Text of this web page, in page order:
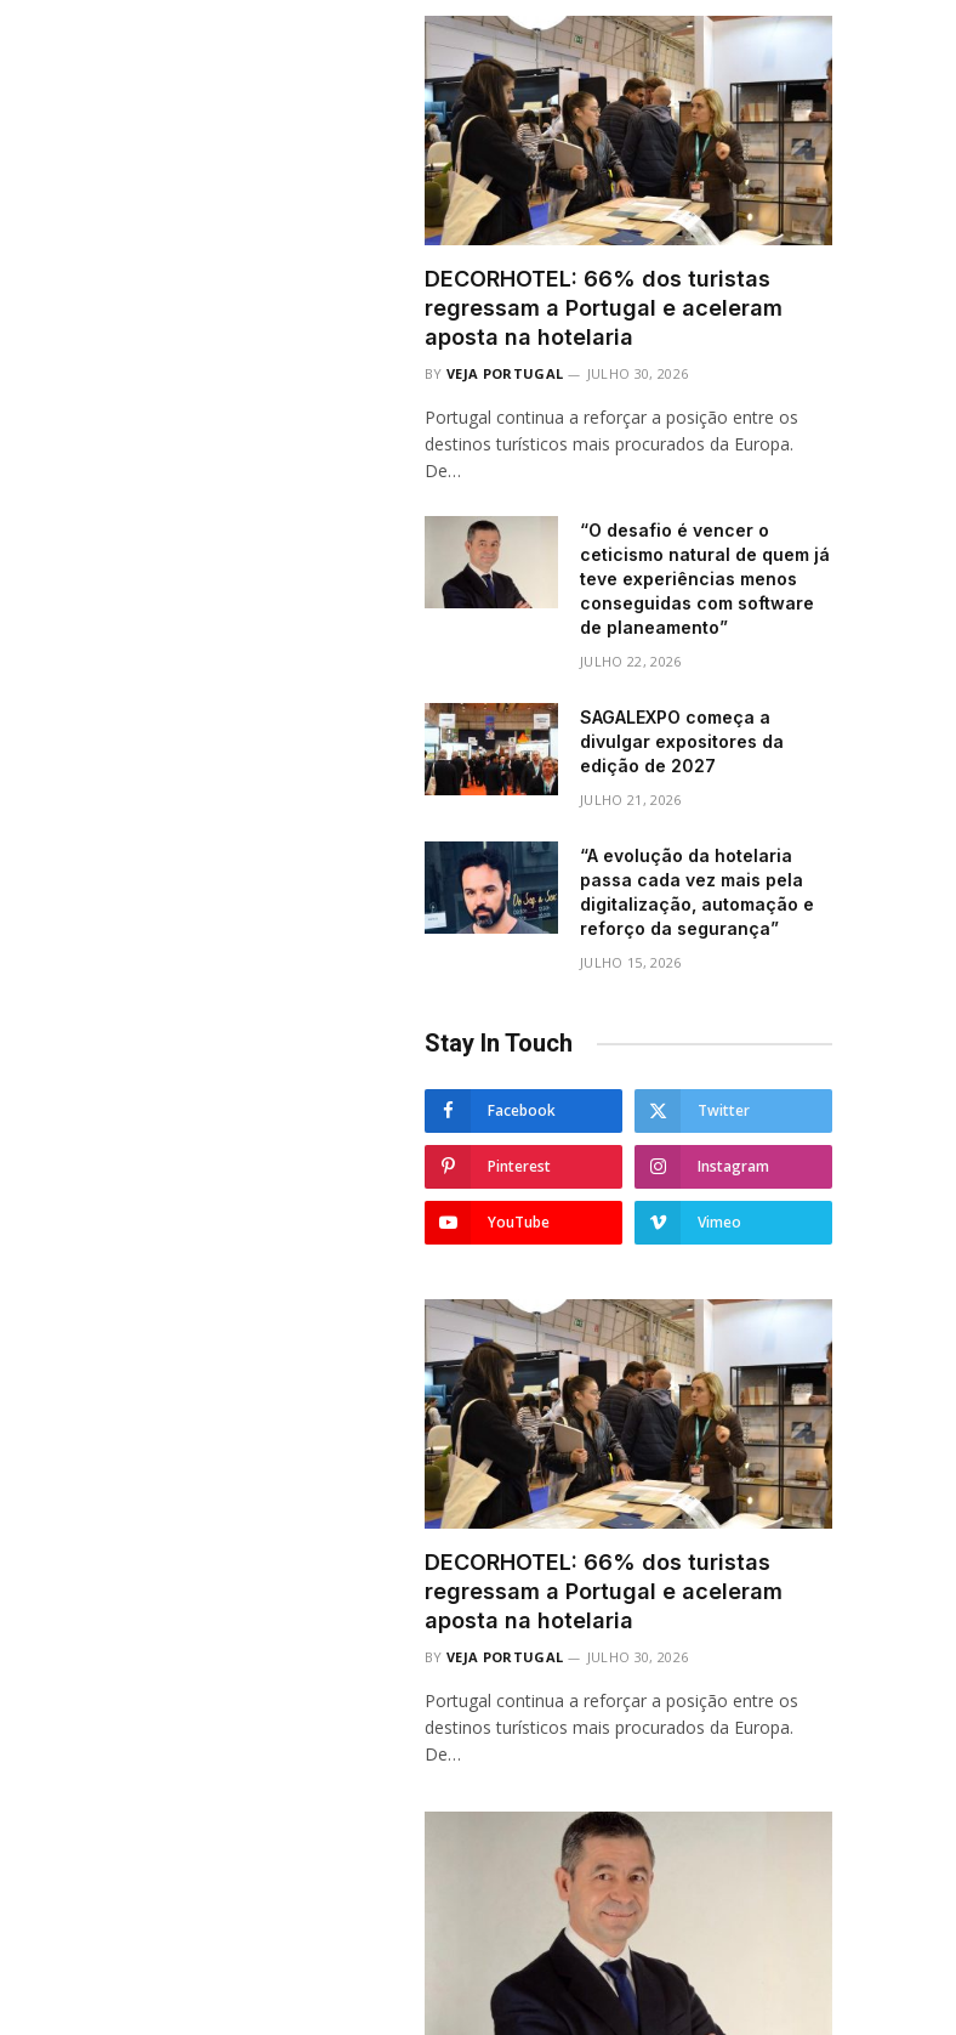
DECORHOTEL: 66% dos turistas
regressam a Portugal e aceleram
aposta na hotelaria
BY VEJA PORTUGAL JULHO 30, 2026
Portugal continua a reforçar a posição entre os
destinos turísticos mais procurados da Europa.
De…
“O desafio é vencer o
ceticismo natural de quem já
teve experiências menos
conseguidas com software
de planeamento”
JULHO 22, 2026
SAGALEXPO começa a
divulgar expositores da
edição de 2027
JULHO 21, 2026
“A evolução da hotelaria
passa cada vez mais pela
digitalização, automação e
reforço da segurança”
JULHO 15, 2026
Stay In Touch
Facebook Twitter
Pinterest Instagram
YouTube Vimeo
DECORHOTEL: 66% dos turistas
regressam a Portugal e aceleram
aposta na hotelaria
BY VEJA PORTUGAL JULHO 30, 2026
Portugal continua a reforçar a posição entre os
destinos turísticos mais procurados da Europa.
De…